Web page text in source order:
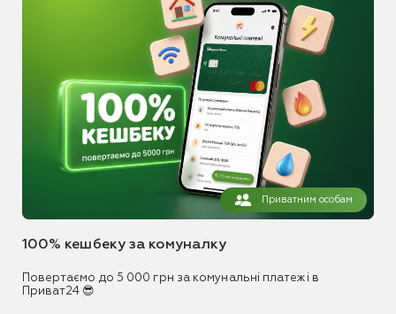
Приватним особам
100% кешбеку за комуналку
Повертаємо до 5 000 грн за комунальні платежі в
Приват24 😎